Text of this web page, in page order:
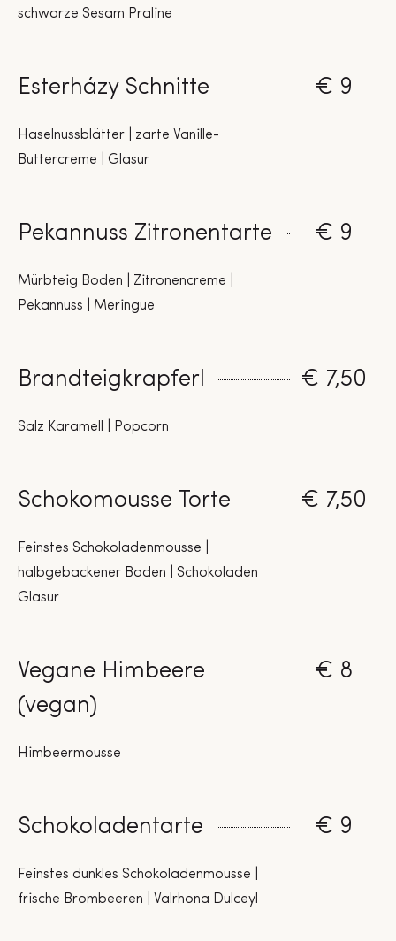
schwarze Sesam Praline
Esterházy Schnitte € 9
Haselnussblätter | zarte Vanille-
Buttercreme | Glasur
Pekannuss Zitronentarte € 9
Mürbteig Boden | Zitronencreme |
Pekannuss | Meringue
Brandteigkrapferl € 7,50
Salz Karamell | Popcorn
Schokomousse Torte € 7,50
Feinstes Schokoladenmousse |
halbgebackener Boden | Schokoladen
Glasur
Vegane Himbeere
(vegan)
€ 8
Himbeermousse
Schokoladentarte € 9
Feinstes dunkles Schokoladenmousse |
frische Brombeeren | Valrhona Dulceyl